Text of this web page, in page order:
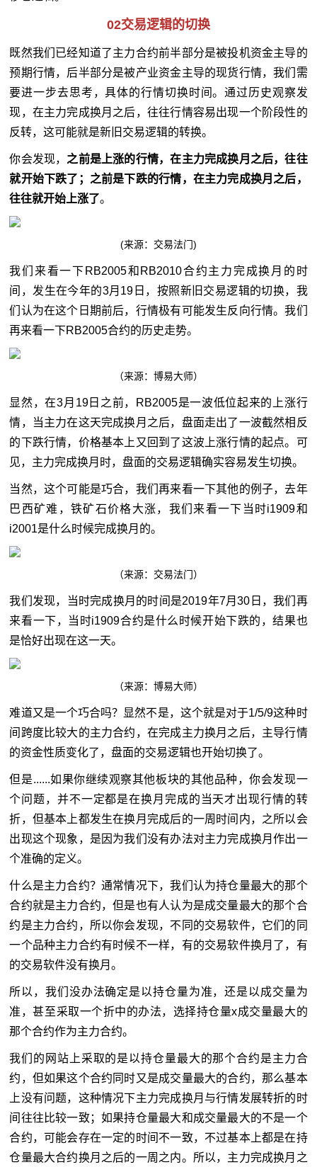
02交易逻辑的切换
既然我们已经知道了主力合约前半部分是被投机资金主导的
预期行情，后半部分是被产业资金主导的现货行情，我们需
要进一步去思考，具体的行情切换时间。通过历史观察发
现，在主力完成换月之后，往往行情容易出现一个阶段性的
反转，这可能就是新旧交易逻辑的转换。
你会发现， 之前是上涨的行情，在主力完成换月之后，往往
就开始下跌了；之前是下跌的行情，在主力完成换月之后，
往往就开始上涨了。
(来源： 交易法门)
我们来看一下RB2005和RB2010合约主力完成换月的时
间，发生在今年的3月19日，按照新旧交易逻辑的切换，我
们认为在这个日期前后，行情极有可能发生反向行情。我们
再来看一下RB2005合约的历史走势。
（来源：博易大师）
显然，在3月19日之前，RB2005是一波低位起来的上涨行
情，当主力在这天完成换月之后，盘面走出了一波截然相反
的下跌行情，价格基本上又回到了这波上涨行情的起点。可
见，主力完成换月时，盘面的交易逻辑确实容易发生切换。
当然，这个可能是巧合，我们再来看一下其他的例子，去年
巴西矿难，铁矿石价格大涨，我们来看一下当时i1909和
i2001是什么时候完成换月的。
（来源：交易法门）
我们发现，当时完成换月的时间是2019年7月30日，我们再
来看一下，当时i1909合约是什么时候开始下跌的，结果也
是恰好出现在这一天。
（来源：博易大师）
难道又是一个巧合吗？显然不是，这个就是对于1/5/9这种时
间跨度比较大的主力合约，在完成主力换月之后，主导行情
的资金性质变化了，盘面的交易逻辑也开始切换了。
但是......如果你继续观察其他板块的其他品种，你会发现一
个问题，并不一定都是在换月完成的当天才出现行情的转
折，但基本上都发生在换月完成后的一周时间内，之所以会
出现这个现象，是因为我们没有办法对主力完成换月作出一
个准确的定义。
什么是主力合约？通常情况下，我们认为持仓量最大的那个
合约就是主力合约，但是也有人认为是成交量最大的那个合
约是主力合约，所以你会发现，不同的交易软件，它们的同
一个品种主力合约有时候不一样，有的交易软件换月了，有
的交易软件没有换月。
所以，我们没办法确定是以持仓量为准，还是以成交量为
准，甚至采取一个折中的办法，选择持仓量x成交量最大的
那个合约作为主力合约。
我们的网站上采取的是以持仓量最大的那个合约是主力合
约，但如果这个合约同时又是成交量最大的合约，那么基本
上没有问题，这种情况下主力完成换月与行情发展转折的时
间往往比较一致；如果持仓量最大和成交量最大的不是一个
合约，可能会存在一定的时间不一致，不过基本上都是在持
仓量最大合约换月之后的一周之内。所以，主力完成换月之